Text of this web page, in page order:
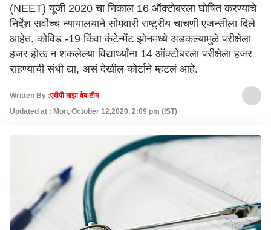
(NEET) यूजी 2020 चा निकाल 16 ऑक्टोबरला घोषित करण्याचे
निर्देश सर्वोच्च न्यायालयाने सोमवारी राष्ट्रीय चाचणी एजन्सीला दिले
आहेत. कोविड -19 किंवा कंटेन्मेंट झोनमध्ये अडकल्यामुळे परीक्षेला
हजर होऊ न शकलेल्या विद्यार्थ्यांना 14 ऑक्टोबरला परीक्षेला हजर
राहण्याची संधी द्या, असं देखील कोर्टाने म्हटलं आहे.
Written By :एबीपी माझा वेब टीम
Updated at : Mon, October 12,2020, 2:09 pm (IST)